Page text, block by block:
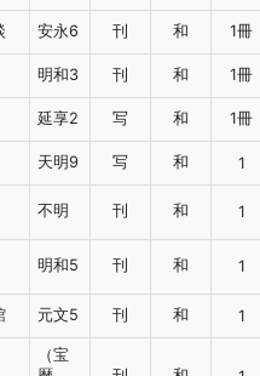
安永6 刊 和 1冊
明和3 刊 和 1冊
延享2 写 和 1冊
天明9 写 和 1
不明 刊 和 1
明和5 刊 和 1
元文5 刊 和 1
（宝